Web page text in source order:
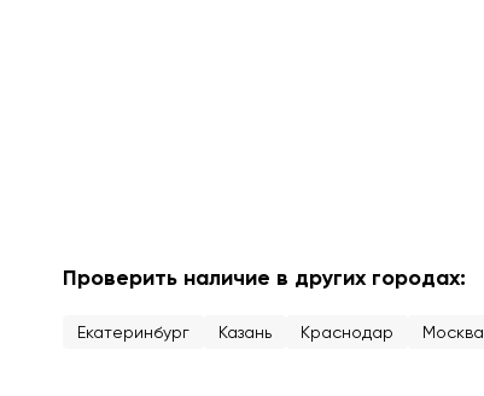
Проверить наличие в других городах:
Екатеринбург Казань Краснодар Москва